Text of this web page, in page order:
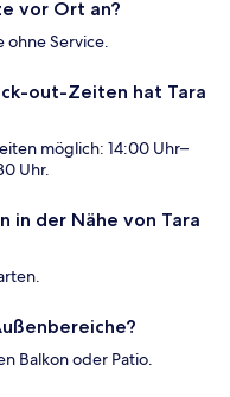
vor Ort an?
ohne Service.
out-Zeiten hat Tara
möglich: 14:00 Uhr–
Uhr.
in der Nähe von Tara
Balkon oder Patio.